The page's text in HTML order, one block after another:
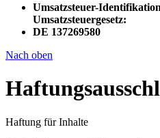
Umsatzsteuer-
Umsatzsteuergesetz:
DE 137269580
Nach oben
Haftung für Inhalte